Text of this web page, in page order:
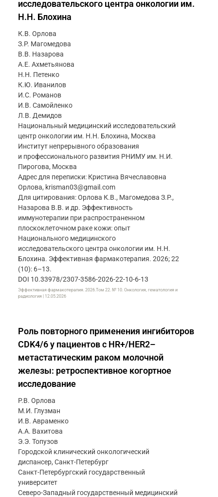
исследовательского центра онкологии им.
Н.Н. Блохина
К.В. Орлова
З.Р. Магомедова
В.В. Назарова
А.Е. Ахметьянова
Н.Н. Петенко
К.Ю. Иванилов
И.С. Романов
И.В. Самойленко
Л.В. Демидов
Национальный медицинский исследовательский
центр онкологии им. Н.Н. Блохина, Москва
Институт непрерывного образования
и профессионального развития РНИМУ им. Н.И.
Пирогова, Москва
Адрес для переписки: Кристина Вячеславовна
Орлова, krisman03@gmail.com
Для цитирования: Орлова К.В., Магомедова З.Р.,
Назарова В.В. и др. Эффективность
иммунотерапии при распространенном
плоскоклеточном раке кожи: опыт
Национального медицинского
исследовательского центра онкологии им. Н.Н.
Блохина. Эффективная фармакотерапия. 2026; 22
(10): 6–13.
DOI 10.33978/2307-3586-2026-22-10-6-13
Эффективная фармакотерапия. 2026.Том 22. № 10. Онкология, гематология и
радиология | 12.05.2026
Роль повторного применения ингибиторов
CDK4/6 у пациентов с HR+/HER2–
метастатическим раком молочной
железы: ретроспективное когортное
исследование
Р.В. Орлова
М.И. Глузман
И.В. Авраменко
А.А. Вахитова
Э.Э. Топузов
Городской клинический онкологический
диспансер, Санкт-Петербург
Санкт-Петербургский государственный
университет
Северо-Западный государственный медицинский